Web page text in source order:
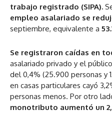
trabajo registrado (SIPA).
empleo asalariado se
septiembre, equivalente a
Se registraron caídas en
asalariado privado y el
del 0,4% (25.900 personas y
en casas particulares cayó
personas menos. Por otro
monotributo aumentó un